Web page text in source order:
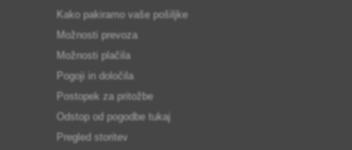
Kako pakiramo vaše pošiljke
Možnosti prevoza
Možnosti plačila
Pogoji in določila
Postopek za pritožbe
Odstop od pogodbe tukaj
Pregled storitev